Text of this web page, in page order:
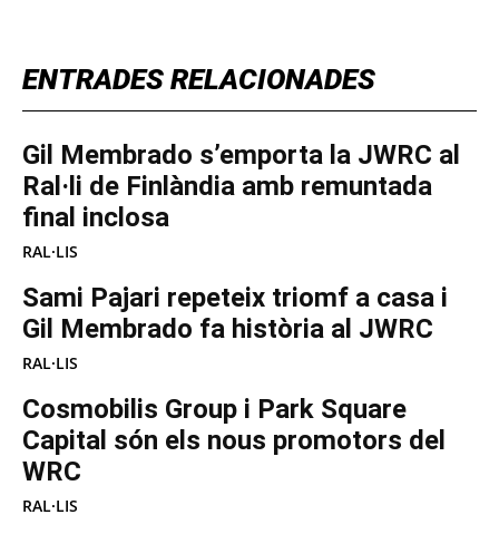
ENTRADES RELACIONADES
Gil Membrado s’emporta la JWRC al
Ral·li de Finlàndia amb remuntada
final inclosa
RAL·LIS
Sami Pajari repeteix triomf a casa i
Gil Membrado fa història al JWRC
RAL·LIS
Cosmobilis Group i Park Square
Capital són els nous promotors del
WRC
RAL·LIS